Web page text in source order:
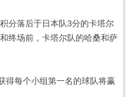
分落后于日本队3分的卡塔尔
终场前，卡塔尔队的哈桑和萨
每个小组第一名的球队将赢